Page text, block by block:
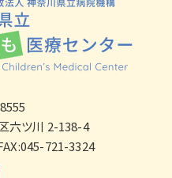
六ツ川 2-138-4
721-3324